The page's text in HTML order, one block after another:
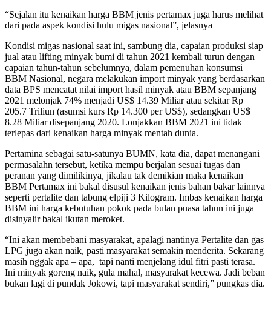
“Sejalan itu kenaikan harga BBM jenis pertamax juga harus melihat
dari pada aspek kondisi hulu migas nasional”, jelasnya
Kondisi migas nasional saat ini, sambung dia, capaian produksi siap
jual atau lifting minyak bumi di tahun 2021 kembali turun dengan
capaian tahun-tahun sebelumnya, dalam pemenuhan konsumsi
BBM Nasional, negara melakukan import minyak yang berdasarkan
data BPS mencatat nilai import hasil minyak atau BBM sepanjang
2021 melonjak 74% menjadi US$ 14.39 Miliar atau sekitar Rp
205.7 Triliun (asumsi kurs Rp 14.300 per US$), sedangkan US$
8.28 Miliar disepanjang 2020. Lonjakkan BBM 2021 ini tidak
terlepas dari kenaikan harga minyak mentah dunia.
Pertamina sebagai satu-satunya BUMN, kata dia, dapat menangani
permasalahn tersebut, ketika mempu berjalan sesuai tugas dan
peranan yang dimilikinya, jikalau tak demikian maka kenaikan
BBM Pertamax ini bakal disusul kenaikan jenis bahan bakar lainnya
seperti pertalite dan tabung elpiji 3 Kilogram. Imbas kenaikan harga
BBM ini harga kebutuhan pokok pada bulan puasa tahun ini juga
disinyalir bakal ikutan meroket.
“Ini akan membebani masyarakat, apalagi nantinya Pertalite dan gas
LPG juga akan naik, pasti masyarakat semakin menderita. Sekarang
masih nggak apa – apa, tapi nanti menjelang idul fitri pasti terasa.
Ini minyak goreng naik, gula mahal, masyarakat kecewa. Jadi beban
bukan lagi di pundak Jokowi, tapi masyarakat sendiri,” pungkas dia.